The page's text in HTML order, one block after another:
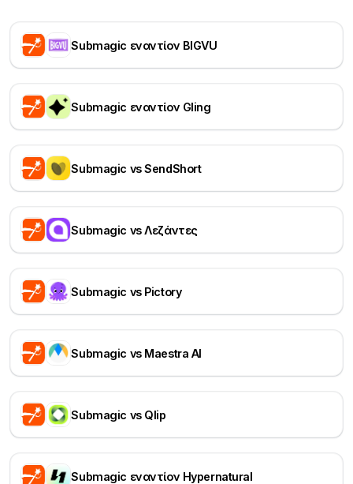
Submagic εναντίον BIGVU
Submagic εναντίον Gling
Submagic vs SendShort
Submagic vs Λεζάντες
Submagic vs Pictory
Submagic vs Maestra AI
Submagic vs Qlip
Submagic εναντίον Hypernatural